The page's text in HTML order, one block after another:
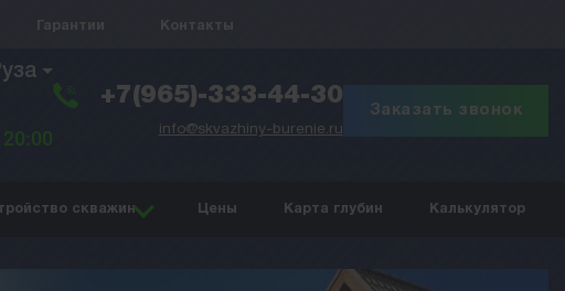
Гарантии Контакты
+7(965)-333-44-30
info@skvazhiny-burenie.ru
Заказать звонок
скважин Цены Карта глубин Калькулятор